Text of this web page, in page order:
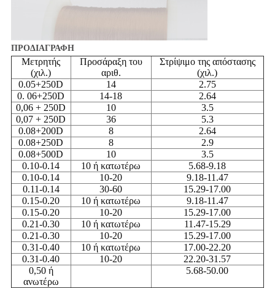
ΠΡΟΔΙΑΓΡΑΦΗ
Μετρητής
(χιλ.)
Προσάραξη του
αριθ.
Στρίψιμο της απόστασης
(χιλ.)
0.05+250D
14
2.75
0. 06+250D
14-18
2.64
0,06 + 250D
10
3.5
0,07 + 250D
36
5.3
0.08+200D
8
2.64
0.08+250D
8
2.9
0.08+500D
10
3.5
0.10-0.14
10 ή κατωτέρω
5.68-9.18
0.10-0.14
10-20
9.18-11.47
0.11-0.14
30-60
15.29-17.00
0.15-0.20
10 ή κατωτέρω
9.18-11.47
0.15-0.20
10-20
15.29-17.00
0.21-0.30
10 ή κατωτέρω
11.47-15.29
0.21-0.30
10-20
15.29-17.00
0.31-0.40
10 ή κατωτέρω
17.00-22.20
0.31-0.40
10-20
22.20-31.57
0,50 ή
ανωτέρω
5.68-50.00